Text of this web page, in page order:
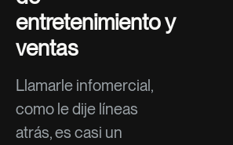
entretenimiento y
ventas
Llamarle infomercial,
como le dije líneas
atrás, es casi un